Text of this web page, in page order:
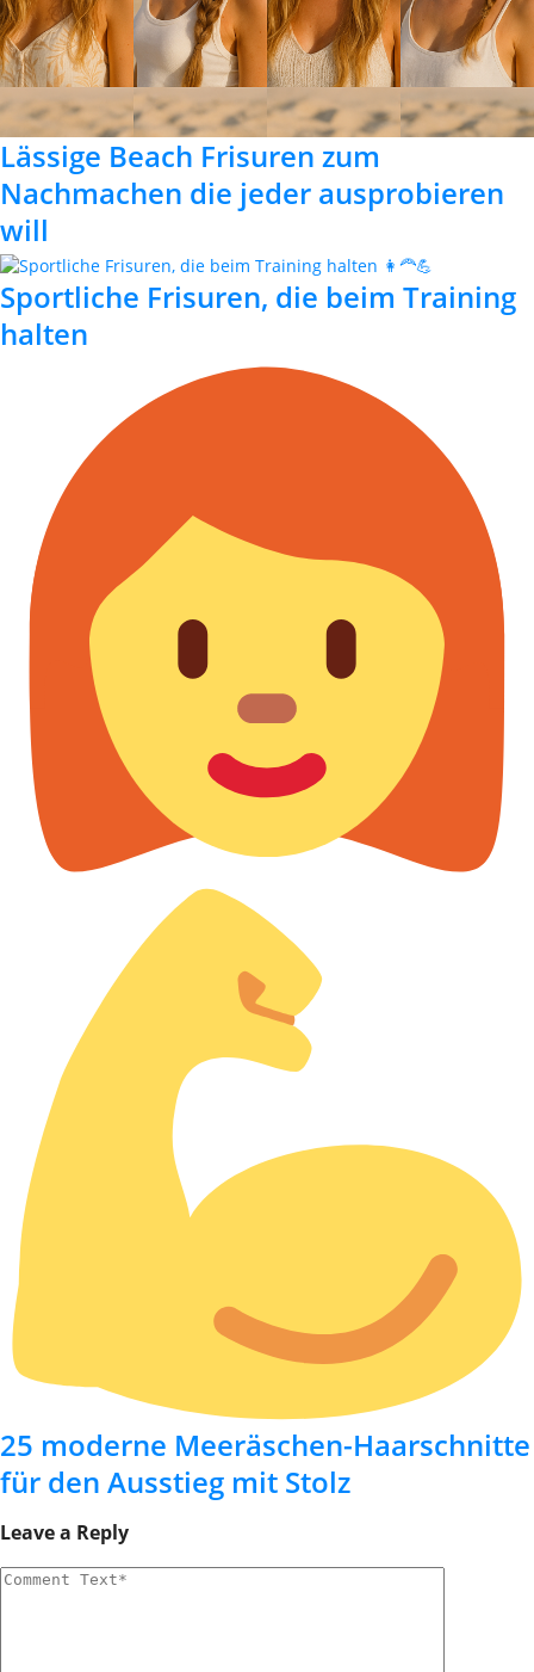
Lässige Beach Frisuren zum
Nachmachen die jeder ausprobieren
will
Sportliche Frisuren, die beim Training
halten
25 moderne Meeräschen-Haarschnitte
für den Ausstieg mit Stolz
Leave a Reply